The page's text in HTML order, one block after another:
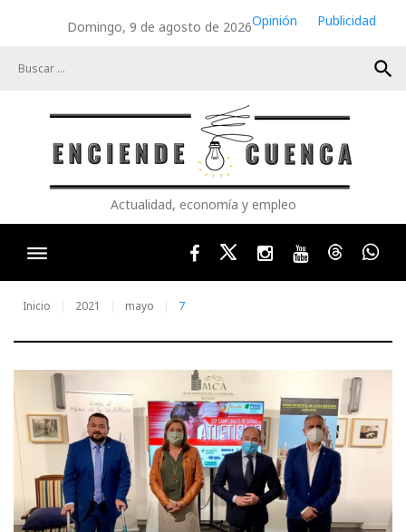
Domingo, 9 de agosto de 2026Opinión
Publicidad
search
Actualidad, economía y empleo
FacebookTwitterInstagram
YoutubeThreads
Inicio 2021 mayo 7
Día:
7
de
mayo
de
2021